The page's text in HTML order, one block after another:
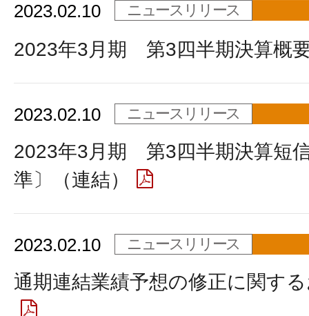
2023.02.10 ニュースリリース
2023年3月期 第3四半期決算概
2023.02.10 ニュースリリース
2023年3月期 第3四半期決算短
準〕（連結）
2023.02.10 ニュースリリース
通期連結業績予想の修正に関す